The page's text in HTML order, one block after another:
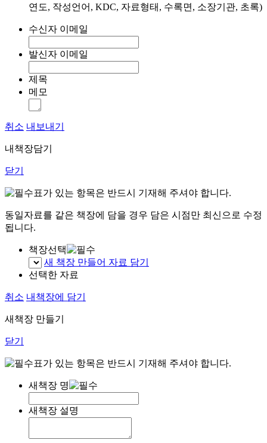
연도, 작성언어, KDC, 자료형태, 수록면, 소장기관, 초록)
수신자 이메일
발신자 이메일
제목
메모
취소 내보내기
내책장담기
닫기
표가 있는 항목은 반드시 기재해 주셔야 합니다.
동일자료를 같은 책장에 담을 경우 담은 시점만 최신으로 수정
됩니다.
책장선택
새 책장 만들어 자료 담기
선택한 자료
취소 내책장에 담기
새책장 만들기
닫기
표가 있는 항목은 반드시 기재해 주셔야 합니다.
새책장 명
새책장 설명